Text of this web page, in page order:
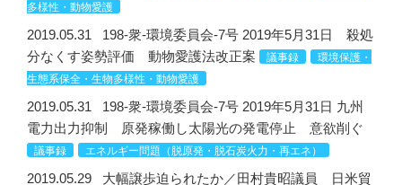
多様性・動物愛護
2019.05.31
198-衆-環境委員会-7号 2019年5月31日 殺処
分なくす姿勢評価 動物愛護法改正案
議事録
環境保護・
生態系保全・生物多様性・動物愛護
2019.05.31
198-衆-環境委員会-7号 2019年5月31日 九州
電力出力抑制 原発稼働し太陽光の発電停止 意欲削ぐ
議事録 エネルギー問題（脱原発・脱石炭火力・再エネ）
2019.05.29
大幅譲歩迫られたか／田村貴昭議員 日米貿